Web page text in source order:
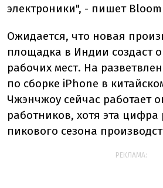
электроники", - пишет
Ожидается, что новая
площадка в Индии создаст
рабочих мест. На
по сборке iPhone в
Чжэнчжоу сейчас работает
работников, хотя эта цифра
пикового сезона
РЕКЛАМА: